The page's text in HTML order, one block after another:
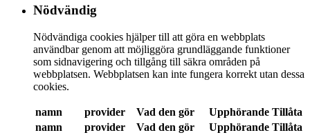
Nödvändig
Nödvändiga cookies hjälper till att göra en webbplats
användbar genom att möjliggöra grundläggande funktioner
som sidnavigering och tillgång till säkra områden på
webbplatsen. Webbplatsen kan inte fungera korrekt utan dessa
cookies.
namn provider Vad den gör Upphörande Tillåta
namn
provider Vad den gör Upphörande Tillåta